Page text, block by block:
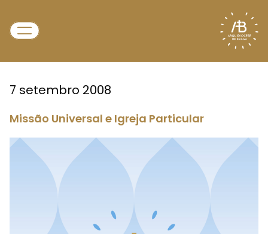
7 setembro 2008
Missão Universal e Igreja Particular